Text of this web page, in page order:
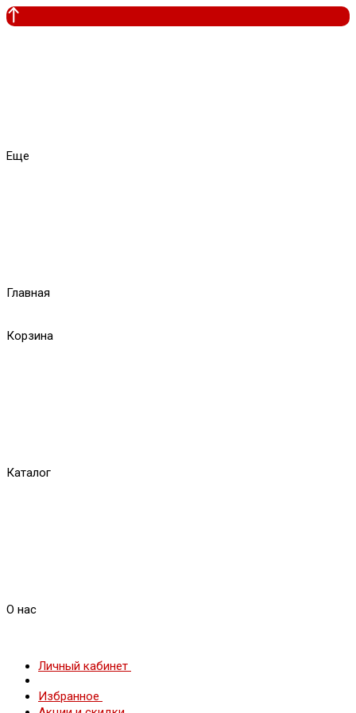
Еще
Главная
Корзина
Каталог
О нас
Личный кабинет
Избранное